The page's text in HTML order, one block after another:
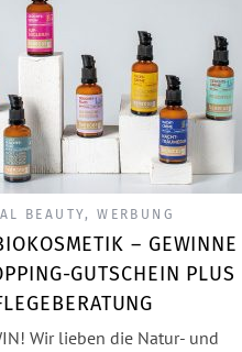
BEAUTY,WERBUNG
– GEWINNE
GUTSCHEIN PLUS
Wir lieben die Natur- und